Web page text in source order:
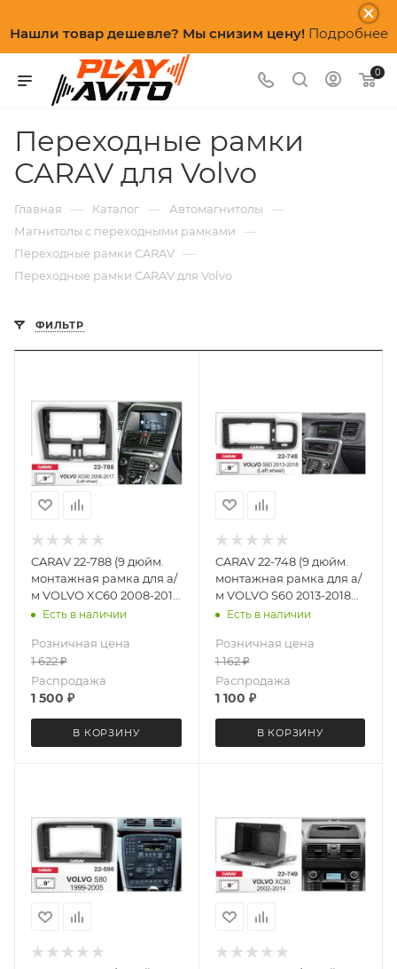
Нашли товар дешевле? Мы снизим цену! Подробнее
0
Переходные рамки
CARAV для Volvo
Главная — Каталог — Автомагнитолы —
Магнитолы с переходными рамками —
Переходные рамки CARAV —
Переходные рамки CARAV для Volvo
ФИЛЬТР
CARAV 22-788 (9 дюйм.
монтажная рамка для а/
м VOLVO XC60 2008-2017
(левый руль)
Есть в наличии
Розничная цена
1 622₽
Распродажа
1 500 ₽
В КОРЗИНУ
CARAV 22-748 (9 дюйм.
монтажная рамка для а/
м VOLVO S60 2013-2018
(левый руль)
Есть в наличии
Розничная цена
1 162₽
Распродажа
1 100 ₽
В КОРЗИНУ